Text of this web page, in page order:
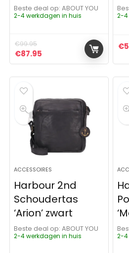
Beste deal op:
ABOUT YOU
2-4 werkdagen in huis
€99.95
Oorspronkelijke prijs was:
€87.95 Huidige prijs is: €87.95.
2-4
€
ACCESSOIRES
Harbour 2nd
Schoudertas
‘Arion’ zwart
Beste deal op:
ABOUT YOU
2-4 werkdagen in huis
2-4